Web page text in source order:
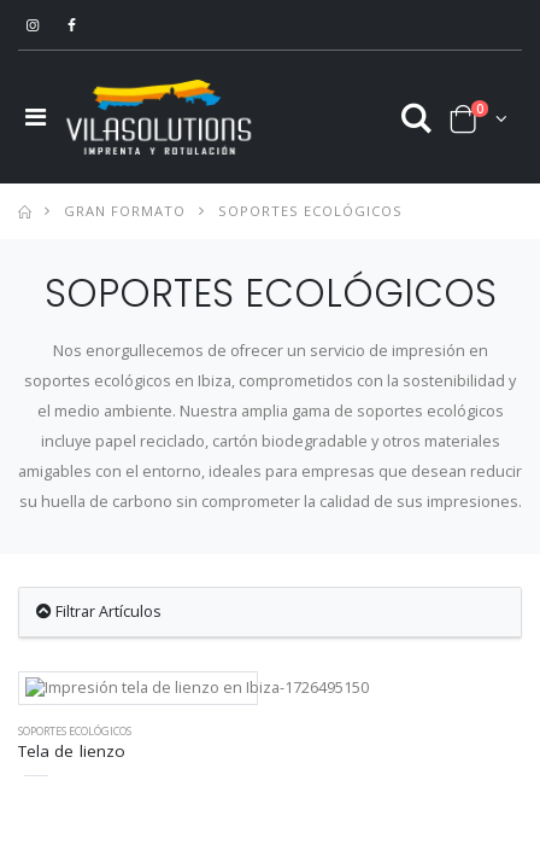
0
GRAN FORMATO SOPORTES ECOLÓGICOS
SOPORTES ECOLÓGICOS
Nos enorgullecemos de ofrecer un servicio de impresión en
soportes ecológicos en Ibiza, comprometidos con la sostenibilidad y
el medio ambiente. Nuestra amplia gama de soportes ecológicos
incluye papel reciclado, cartón biodegradable y otros materiales
amigables con el entorno, ideales para empresas que desean reducir
su huella de carbono sin comprometer la calidad de sus impresiones.
Filtrar Artículos
SOPORTES ECOLÓGICOS
Tela de lienzo